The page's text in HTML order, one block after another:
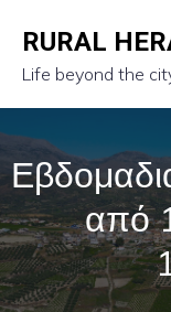
RURAL
Life beyond the
από